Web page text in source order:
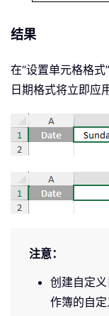
结果
在“设置单元格格式
日期格式将立即应
注意：
创建自定
作簿的自